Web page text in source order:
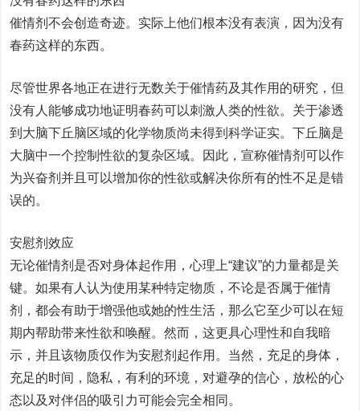
催情剂不会创造奇迹。实际上他们根本没有表演，因为没有
春药这样的东西。
尽管世界各地正在进行无数关于催情药及其作用的研究，但
没有人能够成功地证明春药可以刺激人类的性欲。关于渗透
到大脑下丘脑区域的化学物质尚未得到科学证实。下丘脑是
大脑中一个控制性欲的复杂区域。因此，宣称催情剂可以作
为兴奋剂并且可以增加你的性欲或解决你所有的性不足是错
误的。
安慰剂效应
无论催情剂是否对身体起作用，心理上“建议”的力量都是关
键。如果有人认为使用某种特定物质，不论是否属于催情
剂，都会有助于增强他或她的性生活，那么它至少可以在短
期内帮助带来性欲和唤醒。然而，这更具心理性和自我暗
示，并且该物质仅作为安慰剂起作用。当然，充足的身体，
充足的时间，隐私，有利的环境，对避孕的信心，放松的心
态以及对伴侣的吸引力可能会完全相同。